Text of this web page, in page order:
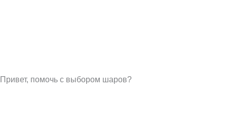
Привет, помочь с выбором шаров?